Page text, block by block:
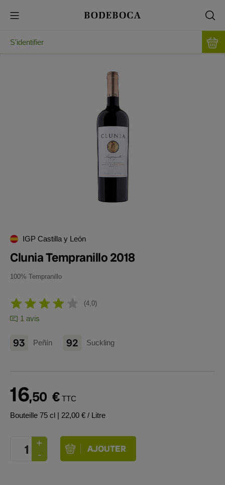
S'identifier
IGP Castilla y León
Clunia Tempranillo 2018
100% Tempranillo
4,0
1 avis
93 Peñín 92 Suckling
16,50 € TTC
Bouteille 75 cl | 22,00 € / Litre